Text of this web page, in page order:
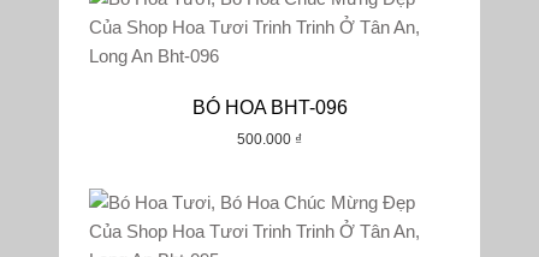
BÓ HOA BHT-096
500.000 ₫